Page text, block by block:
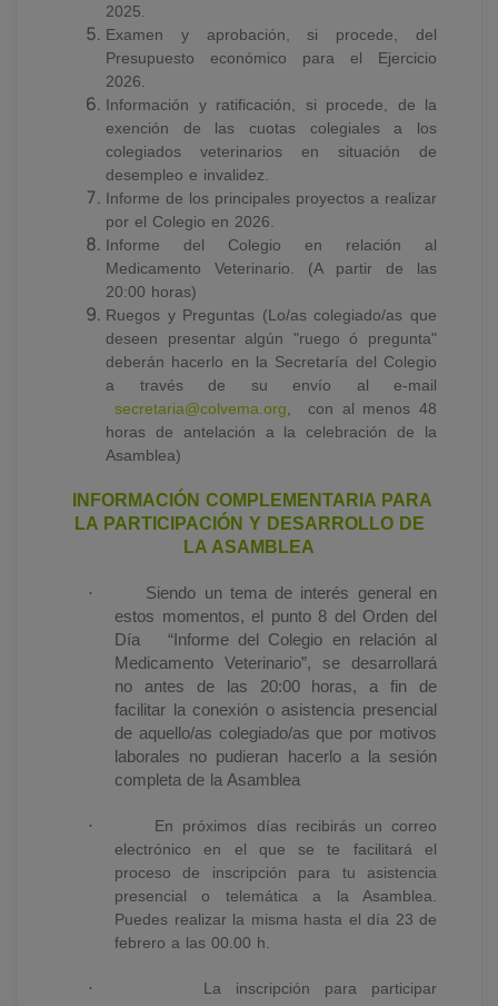
2025.
Examen y aprobación, si procede, del
Presupuesto económico para el Ejercicio
2026.
Información y ratificación, si procede, de la
exención de las cuotas colegiales a los
colegiados veterinarios en situación de
desempleo e invalidez.
Informe de los principales proyectos a realizar
por el Colegio en 2026.
Informe del Colegio en relación al
Medicamento Veterinario. (A partir de las
20:00 horas)
Ruegos y Preguntas (Lo/as colegiado/as que
deseen presentar algún "ruego ó pregunta"
deberán hacerlo en la Secretaría del Colegio
a través de su envío al e-mail
secretaria@colvema.org , con al menos 48
horas de antelación a la celebración de la
Asamblea)
INFORMACIÓN COMPLEMENTARIA PARA
LA PARTICIPACIÓN Y DESARROLLO DE
LA ASAMBLEA
·
Siendo un tema de interés general en
estos momentos, el punto 8 del Orden del
Día
“Informe del Colegio en relación al
Medicamento Veterinario”, se desarrollará
no antes de las 20:00 horas, a fin de
facilitar la conexión o asistencia presencial
de aquello/as colegiado/as que por motivos
laborales no pudieran hacerlo a la sesión
completa de la Asamblea
·
En próximos días recibirás un correo
electrónico en el que se te facilitará el
proceso de inscripción para tu asistencia
presencial o telemática a la Asamblea.
Puedes realizar la misma hasta el día 23 de
febrero a las 00.00 h.
·
La inscripción para participar